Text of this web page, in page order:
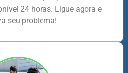
24 horas. Ligue agora e
seu problema!